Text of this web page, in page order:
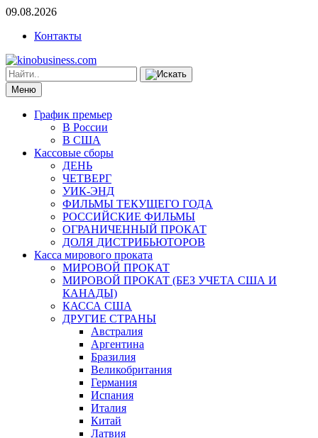
09.08.2026
Контакты
Меню
График премьер
В России
В США
Кассовые сборы
ДЕНЬ
ЧЕТВЕРГ
УИК-ЭНД
ФИЛЬМЫ ТЕКУЩЕГО ГОДА
РОССИЙСКИЕ ФИЛЬМЫ
ОГРАНИЧЕННЫЙ ПРОКАТ
ДОЛЯ ДИСТРИБЬЮТОРОВ
Касса мирового проката
МИРОВОЙ ПРОКАТ
МИРОВОЙ ПРОКАТ (БЕЗ УЧЕТА США И
КАНАДЫ)
КАССА США
ДРУГИЕ СТРАНЫ
Австралия
Аргентина
Бразилия
Великобритания
Германия
Испания
Италия
Китай
Латвия